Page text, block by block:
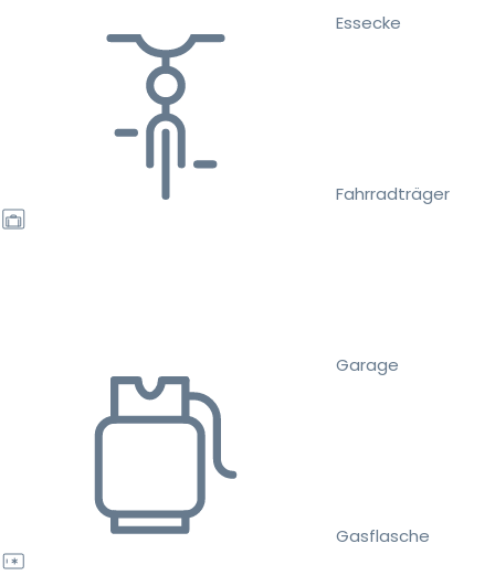
Essecke
Fahrradträger
Garage
Gasflasche